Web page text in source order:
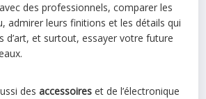
des professionnels, comparer les
admirer leurs finitions et les détails qui
et surtout, essayer votre future
desaccessoires et de l’électronique